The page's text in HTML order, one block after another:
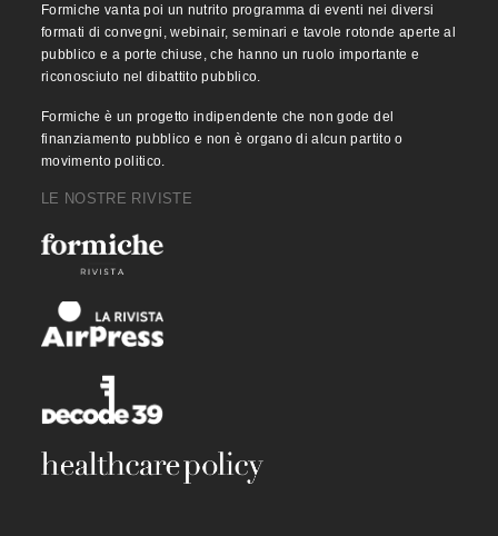
Formiche vanta poi un nutrito programma di eventi nei diversi
formati di convegni, webinair, seminari e tavole rotonde aperte al
pubblico e a porte chiuse, che hanno un ruolo importante e
riconosciuto nel dibattito pubblico.
Formiche è un progetto indipendente che non gode del
finanziamento pubblico e non è organo di alcun partito o
movimento politico.
LE NOSTRE RIVISTE